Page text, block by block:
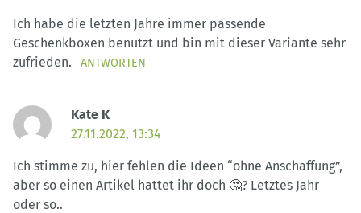
Ich habe die letzten Jahre immer passende
Geschenkboxen benutzt und bin mit dieser Variante sehr
zufrieden.
ANTWORTEN
Kate K
27.11.2022, 13:34
Ich stimme zu, hier fehlen die Ideen “ohne Anschaffung”,
aber so einen Artikel hattet ihr doch 🤔? Letztes Jahr
oder so..